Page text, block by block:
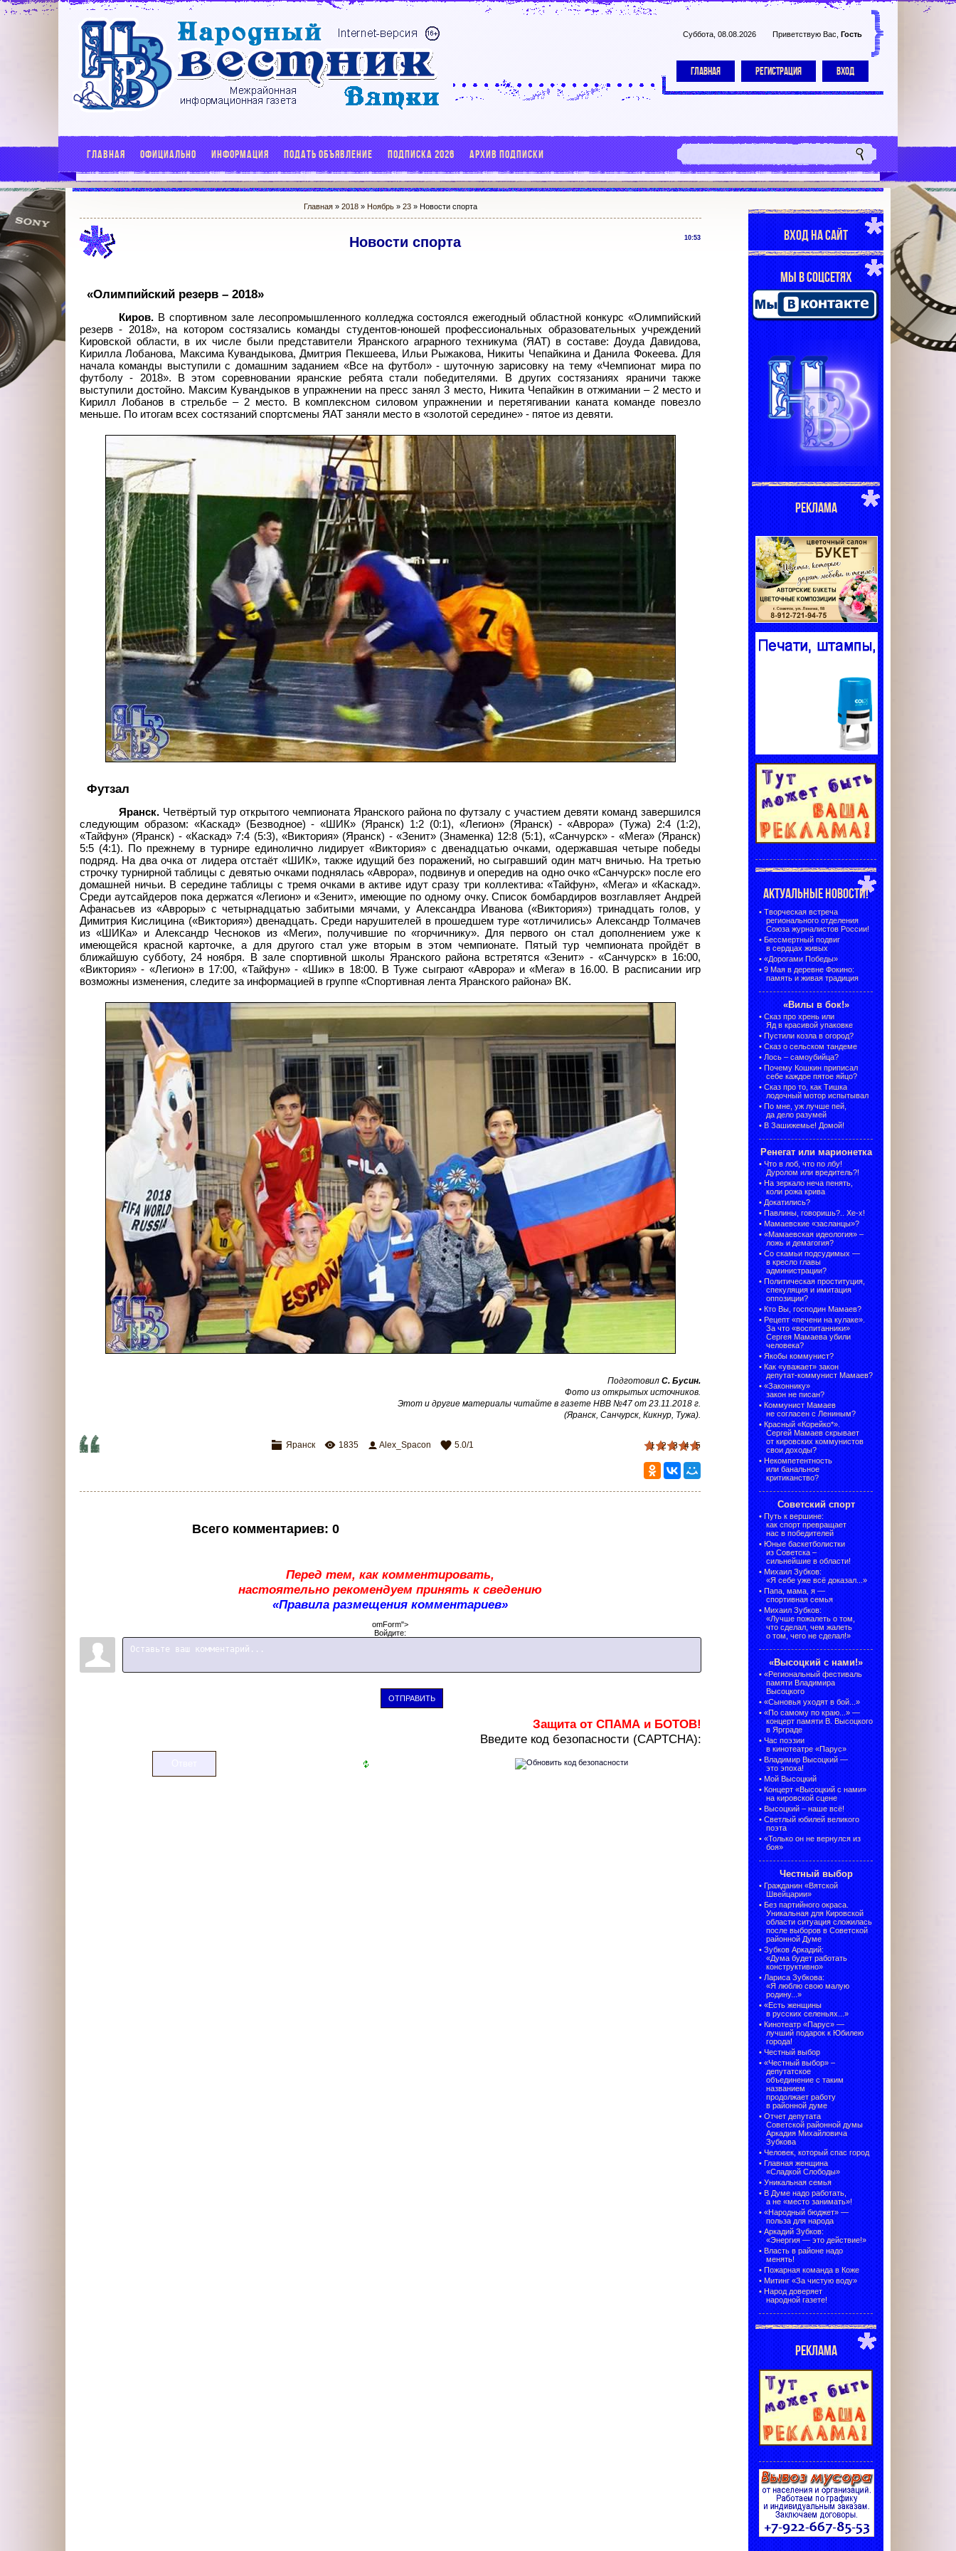
Суббота, 08.08.2026 Приветствую Вас Гость
ГЛАВНАЯ РЕГИСТРАЦИЯ ВХОД
ГЛАВНАЯ ОФИЦИАЛЬНО ИНФОРМАЦИЯ ПОДАТЬ ОБЪЯВЛЕНИЕ ПОДПИСКА 2026 АРХИВ ПОДПИСКИ
Главная» 2018 » Ноябрь » 23» Новости спорта
10:53
Новости спорта
«Олимпийский резерв – 2018»
Киров. В спортивном зале лесопромышленного колледжа состоялся ежегодный областной конкурс «Олимпийский
резерв - 2018», на котором состязались команды студентов-юношей профессиональных образовательных учреждений
Кировской области, в их числе были представители Яранского аграрного техникума (ЯАТ) в составе: Доуда Давидова,
Кирилла Лобанова, Максима Кувандыкова, Дмитрия Пекшеева, Ильи Рыжакова, Никиты Чепайкина и Данила Фокеева. Для
начала команды выступили с домашним заданием «Все на футбол» - шуточную зарисовку на тему «Чемпионат мира по
футболу - 2018». В этом соревновании яранские ребята стали победителями. В других состязаниях яраничи также
выступили достойно. Максим Кувандыков в упражнении на пресс занял 3 место, Никита Чепайкин в отжимании – 2 место и
Кирилл Лобанов в стрельбе – 2 место. В комплексном силовом упражнении и перетягивании каната команде повезло
меньше. По итогам всех состязаний спортсмены ЯАТ заняли место в «золотой середине» - пятое из девяти.
Футзал
Яранск. Четвёртый тур открытого чемпионата Яранского района по футзалу с участием девяти команд завершился
следующим образом: «Каскад» (Безводное) - «ШИК» (Яранск) 1:2 (0:1), «Легион» (Яранск) - «Аврора» (Тужа) 2:4 (1:2),
«Тайфун» (Яранск) - «Каскад» 7:4 (5:3), «Виктория» (Яранск) - «Зенит» (Знаменка) 12:8 (5:1), «Санчурск» - «Мега» (Яранск)
5:5 (4:1). По прежнему в турнире единолично лидирует «Виктория» с двенадцатью очками, одержавшая четыре победы
подряд. На два очка от лидера отстаёт «ШИК», также идущий без поражений, но сыгравший один матч вничью. На третью
строчку турнирной таблицы с девятью очками поднялась «Аврора», подвинув и опередив на одно очко «Санчурск» после его
домашней ничьи. В середине таблицы с тремя очками в активе идут сразу три коллектива: «Тайфун», «Мега» и «Каскад».
Среди аутсайдеров пока держатся «Легион» и «Зенит», имеющие по одному очку. Список бомбардиров возглавляет Андрей
Афанасьев из «Авроры» с четырнадцатью забитыми мячами, у Александра Иванова («Виктория») тринадцать голов, у
Димитрия Кислицина («Виктория») двенадцать. Среди нарушителей в прошедшем туре «отличились» Александр Толмачев
из «ШИКа» и Александр Чесноков из «Меги», получившие по «горчичнику». Для первого он стал дополнением уже к
имеющейся красной карточке, а для другого стал уже вторым в этом чемпионате. Пятый тур чемпионата пройдёт в
ближайшую субботу, 24 ноября. В зале спортивной школы Яранского района встретятся «Зенит» - «Санчурск» в 16:00,
«Виктория» - «Легион» в 17:00, «Тайфун» - «Шик» в 18:00. В Туже сыграют «Аврора» и «Мега» в 16.00. В расписании игр
возможны изменения, следите за информацией в группе «Спортивная лента Яранского района» ВК.
Подготовил С. Бусин.
Фото из открытых источников.
Этот и другие материалы читайте в газете НВВ №47 от 23.11.2018 г.
(Яранск, Санчурск, Кикнур, Тужа).
1 2 3 4 5
Яранск 1835 Alex_Spacon 5.0/1
Всего комментариев: 0
Перед тем, как комментировать,
настоятельно рекомендуем принять к сведению
«Правила размещения комментариев»
omForm">
Войдите:
ОТПРАВИТЬ
Защита от СПАМА и БОТОВ!
Введите код безопасности (CAPTCHA):
ВХОД НА САЙТ
МЫ В СОЦСЕТЯХ
РЕКЛАМА
АКТУАЛЬНЫЕ НОВОСТИ!
• Творческая встреча
регионального отделения
Союза журналистов России!
• Бессмертный подвиг
в сердцах живых
• «Дорогами Победы»
• 9 Мая в деревне Фокино:
память и живая традиция
«Вилы в бок!»
• Сказ про хрень или
Яд в красивой упаковке
• Пустили козла в огород?
• Сказ о сельском тандеме
• Лось – самоубийца?
• Почему Кошкин приписал
себе каждое пятое яйцо?
• Сказ про то, как Тишка
лодочный мотор испытывал
• По мне, уж лучше пей,
да дело разумей
• В Зашижемье! Домой!
Ренегат или марионетка
• Что в лоб, что по лбу!
Дуролом или вредитель?!
• На зеркало неча пенять,
коли рожа крива
• Докатились?
• Павлины, говоришь?.. Хе-х!
• Мамаевские «засланцы»?
• «Мамаевская идеология» –
ложь и демагогия?
• Со скамьи подсудимых —
в кресло главы
администрации?
• Политическая проституция,
спекуляция и имитация
оппозиции?
• Кто Вы, господин Мамаев?
• Рецепт «печени на кулаке».
За что «воспитанники»
Сергея Мамаева убили
человека?
• Якобы коммунист?
• Как «уважает» закон
депутат-коммунист Мамаев?
• «Законнику»
закон не писан?
• Коммунист Мамаев
не согласен с Лениным?
• Красный «Корейко*».
Сергей Мамаев скрывает
от кировских коммунистов
свои доходы?
• Некомпетентность
или банальное
критиканство?
Советский спорт
• Путь к вершине:
как спорт превращает
нас в победителей
• Юные баскетболистки
из Советска –
сильнейшие в области!
• Михаил Зубков:
«Я себе уже всё доказал...»
• Папа, мама, я —
спортивная семья
• Михаил Зубков:
«Лучше пожалеть о том,
что сделал, чем жалеть
о том, чего не сделал!»
«Высоцкий с нами!»
• «Региональный фестиваль
памяти Владимира
Высоцкого
• «Сыновья уходят в бой...»
• «По самому по краю...» —
концерт памяти В. Высоцкого
в Ярграде
• Час поэзии
в кинотеатре «Парус»
• Владимир Высоцкий —
это эпоха!
• Мой Высоцкий
• Концерт «Высоцкий с нами»
на кировской сцене
• Высоцкий – наше всё!
• Светлый юбилей великого
поэта
• «Только он не вернулся из
боя»
Честный выбор
• Гражданин «Вятской
Швейцарии»
• Без партийного окраса.
Уникальная для Кировской
области ситуация сложилась
после выборов в Советской
районной Думе
• Зубков Аркадий:
«Дума будет работать
конструктивно»
• Лариса Зубкова:
«Я люблю свою малую
родину...»
• «Есть женщины
в русских селеньях...»
• Кинотеатр «Парус» —
лучший подарок к Юбилею
города!
• Честный выбор
• «Честный выбор» –
депутатское
объединение с таким
названием
продолжает работу
в районной думе
• Отчет депутата
Советской районной думы
Аркадия Михайловича
Зубкова
• Человек, который спас город
• Главная женщина
«Сладкой Слободы»
• Уникальная семья
• В Думе надо работать,
а не «место занимать»!
• «Народный бюджет» —
польза для народа
• Аркадий Зубков:
«Энергия — это действие!»
• Власть в районе надо
менять!
• Пожарная команда в Коже
• Митинг «За чистую воду»
• Народ доверяет
народной газете!
РЕКЛАМА